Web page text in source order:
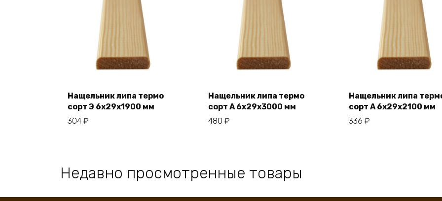
Нащельник липа термо
сорт Э 6x29x1900 мм
304 ₽
Нащельник липа термо
сорт А 6x29x3000 мм
480 ₽
Нащельник липа
сорт А 6x29x2100 мм
336 ₽
Недавно просмотренные товары